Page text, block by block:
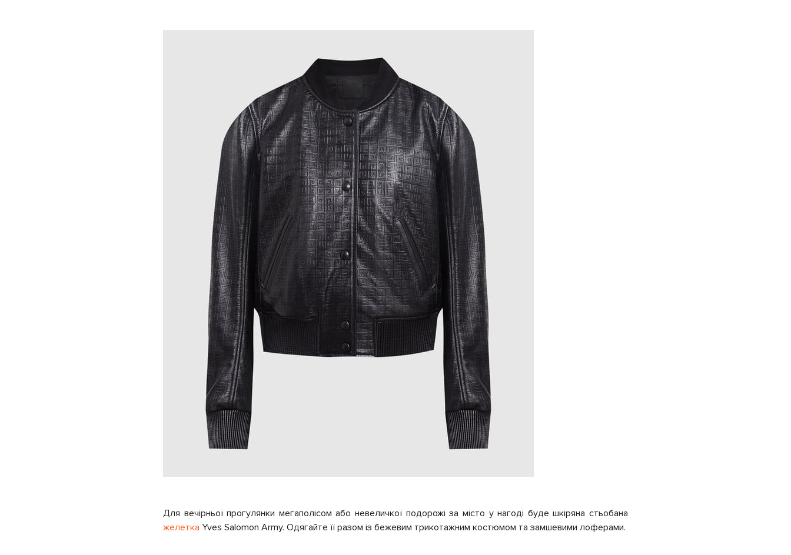
Для вечірньої прогулянки мегаполісом або невеличкої подорожі за місто у нагоді буде шкіряна стьобана
желетка Yves Salomon Army. Одягайте її разом із бежевим трикотажним костюмом та замшевими лоферами.